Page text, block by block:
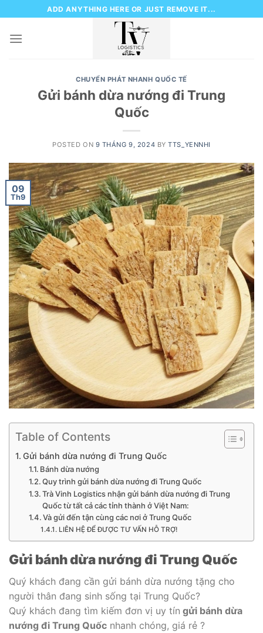
to
content
ADD ANYTHING HERE OR JUST REMOVE IT...
CHUYỂN PHÁT NHANH QUỐC TẾ
Gửi bánh dừa nướng đi Trung
Quốc
POSTED ON 9 THÁNG 9, 2024 BYTTS_YENNHI
09
Th9
Table of Contents
Gửi bánh dừa nướng đi Trung Quốc
Bánh dừa nướng
Quy trình gửi bánh dừa nướng đi Trung Quốc
Trà Vinh Logistics nhận gửi bánh dừa nướng đi Trung
Quốc từ tất cả các tỉnh thành ở Việt Nam:
Và gửi đến tận cùng các nơi ở Trung Quốc
LIÊN HỆ ĐỂ ĐƯỢC TƯ VẤN HỖ TRỢ!
Gửi bánh dừa nướng đi Trung Quốc
Quý khách đang cần gửi bánh dừa nướng tặng cho
người thân đang sinh sống tại Trung Quốc?
Quý khách đang tìm kiếm đơn vị uy tín gửi bánh dừa
nướng đi Trung Quốc nhanh chóng, giá rẻ ?